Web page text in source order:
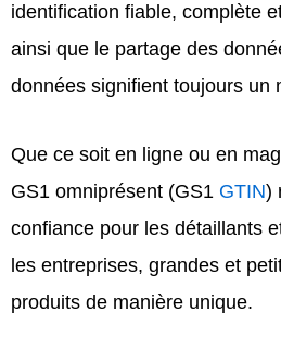
identification fiable, complète
ainsi que le partage des
données signifient toujours un
Que ce soit en ligne ou en
GS1 omniprésent (GS1 GTIN)
confiance pour les détaillants
les entreprises, grandes et
produits de manière unique.